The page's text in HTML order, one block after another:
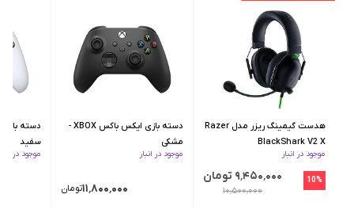
هدست گیمینگ ریزر مدل Razer
BlackShark V2 X
موجود در انبار
10% ۹٬۴۵۰٬۰۰۰ تومان
۱۰٬۵۰۰٬۰۰۰
دسته بازی ایکس‌ باکس XBOX -
مشکی
موجود در انبار
۱۱٬۸۰۰٬۰۰۰تومان
سفید
موجود در